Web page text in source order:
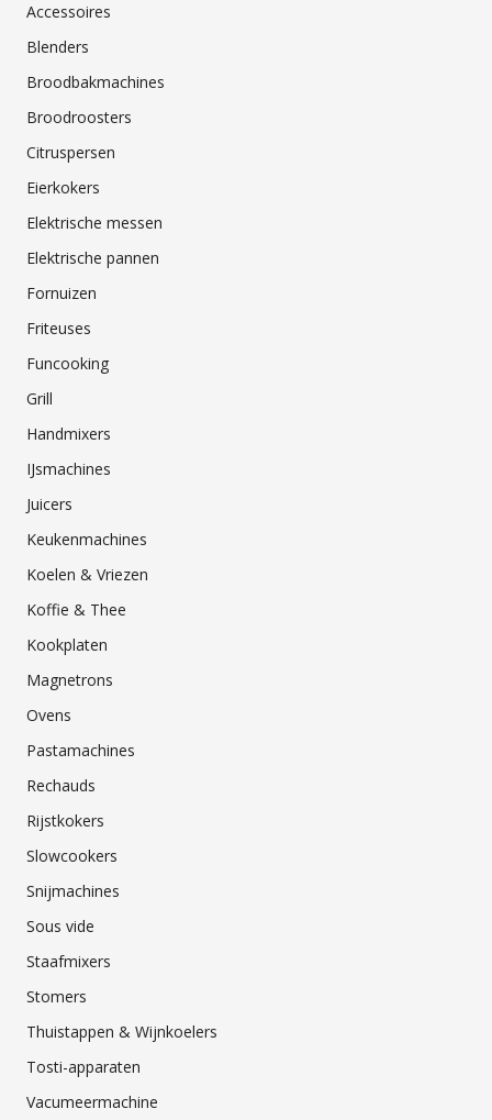
Accessoires
Blenders
Broodbakmachines
Broodroosters
Citruspersen
Eierkokers
Elektrische messen
Elektrische pannen
Fornuizen
Friteuses
Funcooking
Grill
Handmixers
IJsmachines
Juicers
Keukenmachines
Koelen & Vriezen
Koffie & Thee
Kookplaten
Magnetrons
Ovens
Pastamachines
Rechauds
Rijstkokers
Slowcookers
Snijmachines
Sous vide
Staafmixers
Stomers
Thuistappen & Wijnkoelers
Tosti-apparaten
Vacumeermachine